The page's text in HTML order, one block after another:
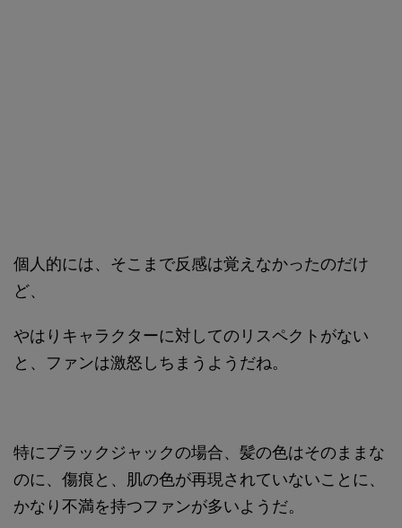
個人的には、そこまで反感は覚えなかったのだけ
ど、
やはりキャラクターに対してのリスペクトがない
と、ファンは激怒しちまうようだね。
特にブラックジャックの場合、髪の色はそのままな
のに、傷痕と、肌の色が再現されていないことに、
かなり不満を持つファンが多いようだ。